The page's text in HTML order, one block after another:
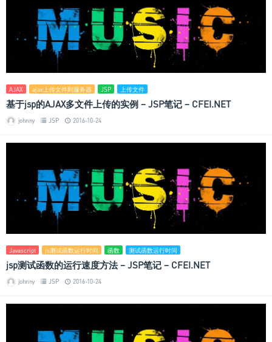
AJAX ajax上传文件到服务器 JSP 上传文件
基于jsp的AJAX多文件上传的实例 – JSP笔记 – CFEI.NET
johnny JSP 2016-10-24
Javascript js测试函数运行时间 函数 测试函数运行时间
jsp测试函数的运行速度方法 – JSP笔记 – CFEI.NET
johnny JSP 2016-10-24